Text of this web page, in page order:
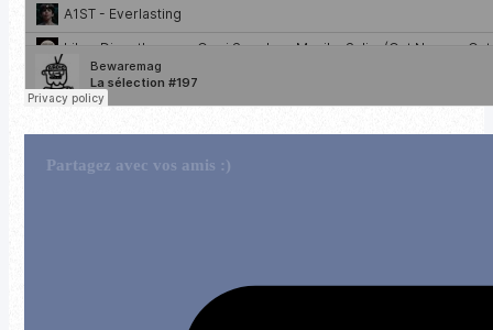
Partagez avec vos amis :)